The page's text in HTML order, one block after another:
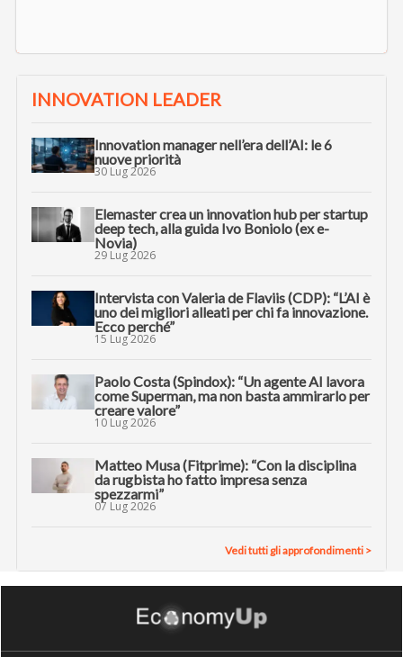
INNOVATION LEADER
Innovation manager nell’era dell’AI: le 6
nuove priorità
30 Lug 2026
Elemaster crea un innovation hub per startup
deep tech, alla guida Ivo Boniolo (ex e-
Novia)
29 Lug 2026
Intervista con Valeria de Flaviis (CDP): “L’AI è
uno dei migliori alleati per chi fa innovazione.
Ecco perché”
15 Lug 2026
Paolo Costa (Spindox): “Un agente AI lavora
come Superman, ma non basta ammirarlo per
creare valore”
10 Lug 2026
Matteo Musa (Fitprime): “Con la disciplina
da rugbista ho fatto impresa senza
spezzarmi”
07 Lug 2026
Vedi tutti gli approfondimenti >